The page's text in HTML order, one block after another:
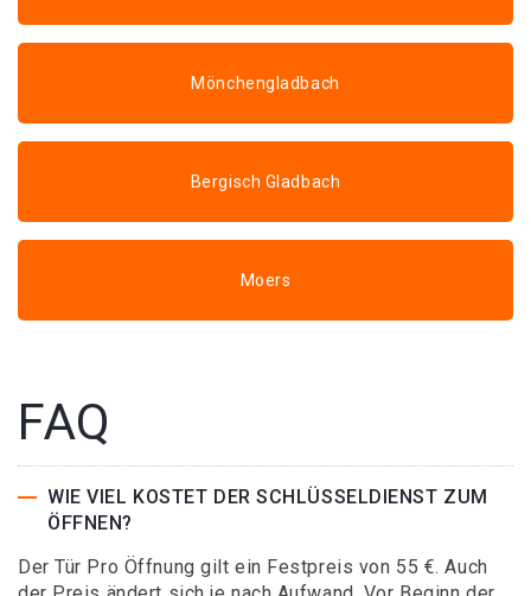
Mönchengladbach
Bergisch Gladbach
Moers
FAQ
WIE VIEL KOSTET DER SCHLÜSSELDIENST ZUM
ÖFFNEN?
Der Tür Pro Öffnung gilt ein Festpreis von 55 €. Auch